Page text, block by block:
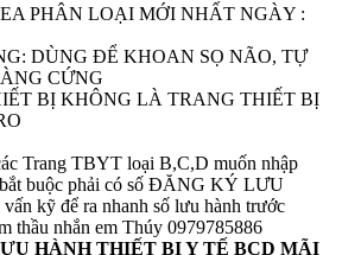
PHÂN LOẠI MỚI NHẤT NGÀY :
DÙNG ĐỂ KHOAN SỌ NÃO, TỰ
CỨNG
BỊ KHÔNG LÀ TRANG THIẾT BỊ
Trang TBYT loại B,C,D muốn nhập
buộc phải có số ĐĂNG KÝ LƯU
kỹ để ra nhanh số lưu hành trước
thầu nhắn em Thúy 0979785886
HÀNH THIẾT BỊ Y TẾ BCD MÃI